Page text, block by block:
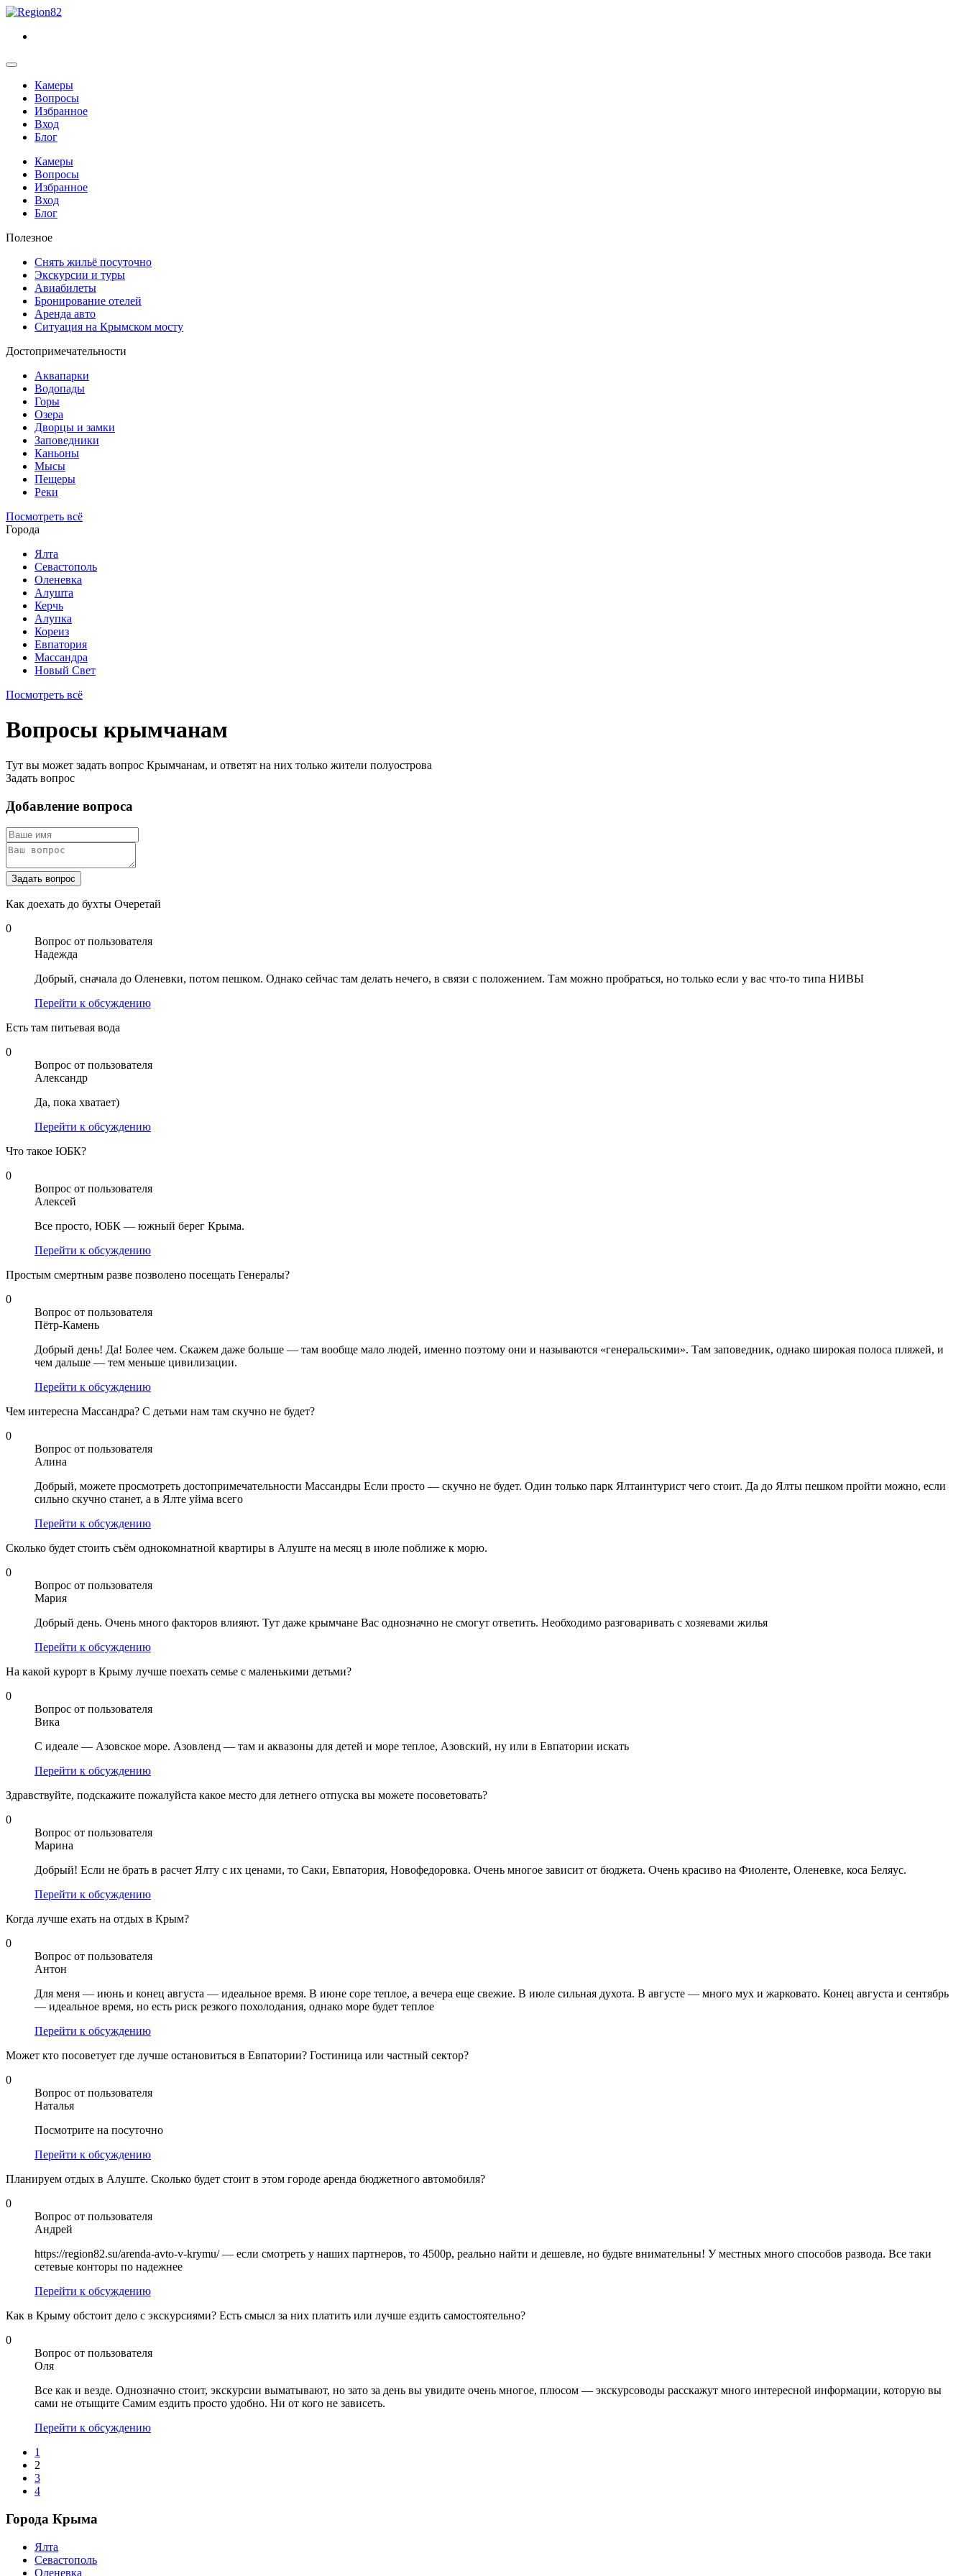
Камеры
Вопросы
Избранное
Вход
Блог
Камеры
Вопросы
Избранное
Вход
Блог
Полезное
Снять жильё посуточно
Экскурсии и туры
Авиабилеты
Бронирование отелей
Аренда авто
Ситуация на Крымском мосту
Достопримечательности
Аквапарки
Водопады
Горы
Озера
Дворцы и замки
Заповедники
Каньоны
Мысы
Пещеры
Реки
Посмотреть всё
Города
Ялта
Севастополь
Оленевка
Алушта
Керчь
Алупка
Кореиз
Евпатория
Массандра
Новый Свет
Посмотреть всё
Вопросы крымчанам
Тут вы может задать вопрос Крымчанам, и ответят на них только жители полуострова
Задать вопрос
Добавление вопроса
Задать вопрос
Как доехать до бухты Очеретай
0
Вопрос от пользователя
Надежда
Добрый, сначала до Оленевки, потом пешком. Однако сейчас там делать нечего, в связи с положением. Там можно пробраться, но только если у вас что-то типа НИВЫ
Перейти к обсуждению
Есть там питьевая вода
0
Вопрос от пользователя
Александр
Да, пока хватает)
Перейти к обсуждению
Что такое ЮБК?
0
Вопрос от пользователя
Алексей
Все просто, ЮБК — южный берег Крыма.
Перейти к обсуждению
Простым смертным разве позволено посещать Генералы?
0
Вопрос от пользователя
Пётр-Камень
Добрый день! Да! Более чем. Скажем даже больше — там вообще мало людей, именно поэтому они и называются «генеральскими». Там заповедник, однако широкая полоса пляжей, и
чем дальше — тем меньше цивилизации.
Перейти к обсуждению
Чем интересна Массандра? С детьми нам там скучно не будет?
0
Вопрос от пользователя
Алина
Добрый, можете просмотреть достопримечательности Массандры Если просто — скучно не будет. Один только парк Ялтаинтурист чего стоит. Да до Ялты пешком пройти можно, если
сильно скучно станет, а в Ялте уйма всего
Перейти к обсуждению
Сколько будет стоить съём однокомнатной квартиры в Алуште на месяц в июле поближе к морю.
0
Вопрос от пользователя
Мария
Добрый день. Очень много факторов влияют. Тут даже крымчане Вас однозначно не смогут ответить. Необходимо разговаривать с хозяевами жилья
Перейти к обсуждению
На какой курорт в Крыму лучше поехать семье с маленькими детьми?
0
Вопрос от пользователя
Вика
С идеале — Азовское море. Азовленд — там и аквазоны для детей и море теплое, Азовский, ну или в Евпатории искать
Перейти к обсуждению
Здравствуйте, подскажите пожалуйста какое место для летнего отпуска вы можете посоветовать?
0
Вопрос от пользователя
Марина
Добрый! Если не брать в расчет Ялту с их ценами, то Саки, Евпатория, Новофедоровка. Очень многое зависит от бюджета. Очень красиво на Фиоленте, Оленевке, коса Беляус.
Перейти к обсуждению
Когда лучше ехать на отдых в Крым?
0
Вопрос от пользователя
Антон
Для меня — июнь и конец августа — идеальное время. В июне соре теплое, а вечера еще свежие. В июле сильная духота. В августе — много мух и жарковато. Конец августа и сентябрь
— идеальное время, но есть риск резкого похолодания, однако море будет теплое
Перейти к обсуждению
Может кто посоветует где лучше остановиться в Евпатории? Гостиница или частный сектор?
0
Вопрос от пользователя
Наталья
Посмотрите на посуточно
Перейти к обсуждению
Планируем отдых в Алуште. Сколько будет стоит в этом городе аренда бюджетного автомобиля?
0
Вопрос от пользователя
Андрей
https://region82.su/arenda-avto-v-krymu/ — если смотреть у наших партнеров, то 4500р, реально найти и дешевле, но будьте внимательны! У местных много способов развода. Все таки
сетевые конторы по надежнее
Перейти к обсуждению
Как в Крыму обстоит дело с экскурсиями? Есть смысл за них платить или лучше ездить самостоятельно?
0
Вопрос от пользователя
Оля
Все как и везде. Однозначно стоит, экскурсии выматывают, но зато за день вы увидите очень многое, плюсом — экскурсоводы расскажут много интересной информации, которую вы
сами не отыщите Самим ездить просто удобно. Ни от кого не зависеть.
Перейти к обсуждению
1
2
3
4
Города Крыма
Ялта
Севастополь
Оленевка